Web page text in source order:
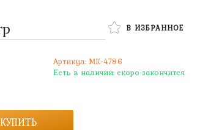
В ИЗБРАННОЕ
Артикул: MK-4786
Есть в наличии: скоро закончится
КУПИТЬ